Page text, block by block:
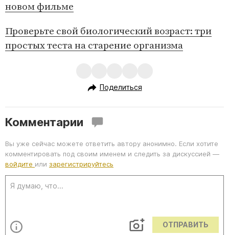
новом фильме
Проверьте свой биологический возраст: три
простых теста на старение организма
Поделиться
Комментарии
Вы уже сейчас можете ответить автору анонимно. Если хотите
комментировать под своим именем и следить за дискуссией —
войдите или зарегистрируйтесь
ОТПРАВИТЬ